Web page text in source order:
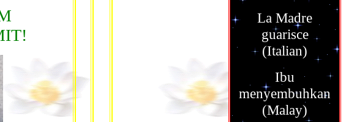
La Madre
guarisce
(Italian)
Ibu
menyembuhkan
(Malay)